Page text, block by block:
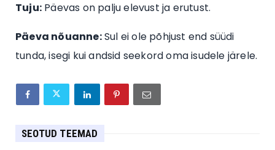
Tuju: Päevas on palju elevust ja erutust.
Päeva nõuanne:Sul ei ole põhjust end süüdi
tunda, isegi kui andsid seekord oma isudele järele.
SEOTUD TEEMAD